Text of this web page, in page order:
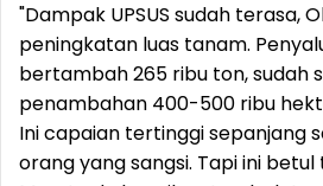
"Dampak UPSUS sudah terasa,
peningkatan luas tanam.
bertambah 265 ribu ton, sudah
penambahan 400-500 ribu
Ini capaian tertinggi sepanjang
orang yang sangsi. Tapi ini